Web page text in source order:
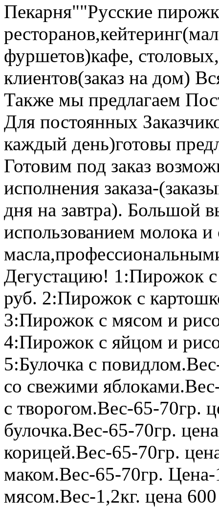
Пекарня""Русские
фуршетов)кафе,
клиентов(заказ на дом)
Также мы предлагаем
Для постоянных
каждый день)готовы
Готовим под заказ
исполнения заказа-
дня на завтра). Большой
использованием молока и
Дегустацию! 1:Пирожок с
руб. 2:Пирожок с
3:Пирожок с мясом и
4:Пирожок с яйцом и
5:Булочка с
со свежими
с творогом.Вес-65-70гр.
булочка.Вес-65-70гр.
корицей.Вес-65-70гр.
маком.Вес-65-70гр.
мясом.Вес-1,2кг. цена